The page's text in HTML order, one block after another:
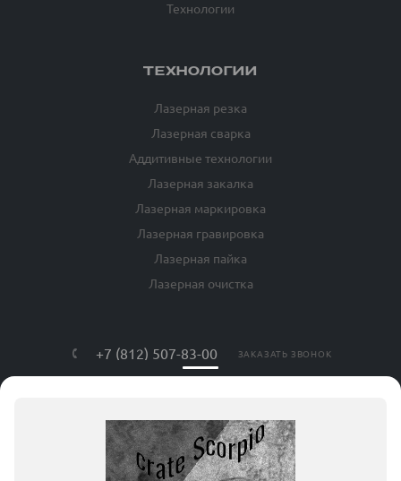
Технологии
ТЕХНОЛОГИИ
Лазерная резка
Лазерная сварка
Аддитивные технологии
Лазерная закалка
Лазерная маркировка
Лазерная гравировка
Лазерная пайка
Лазерная очистка
+7 (812) 507-83-00 ЗАКАЗАТЬ ЗВОНОК
г. Санкт-Петербург, ул. Яблочкова, дом
№ 20, литер Я, оф. 408